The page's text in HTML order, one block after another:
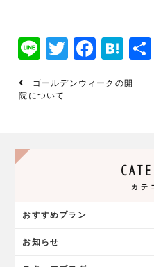
LineTwitter
ゴールデンウィークの開
院について
カテ
おすすめプラン
お知らせ